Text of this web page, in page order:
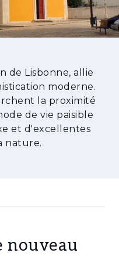
complètent un
à la résidence
à long terme.
de Lisbonne, allie
moderne.
la proximité
de vie paisible
et d'excellentes
nature.
nouveau